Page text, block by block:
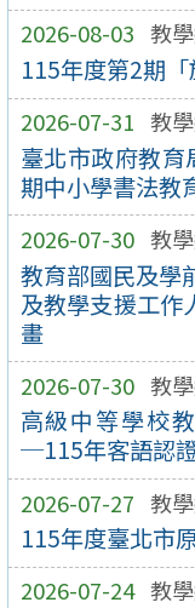
2026-08-03 教
115年度第2期
2026-07-31 教
臺北市政府教
期中小學書法教
2026-07-30 教
教育部國民及學
及教學支援工作
畫
2026-07-30 教
高級中等學校
─115年客語認證
2026-07-27 教
115年度臺北市
2026-07-24 教